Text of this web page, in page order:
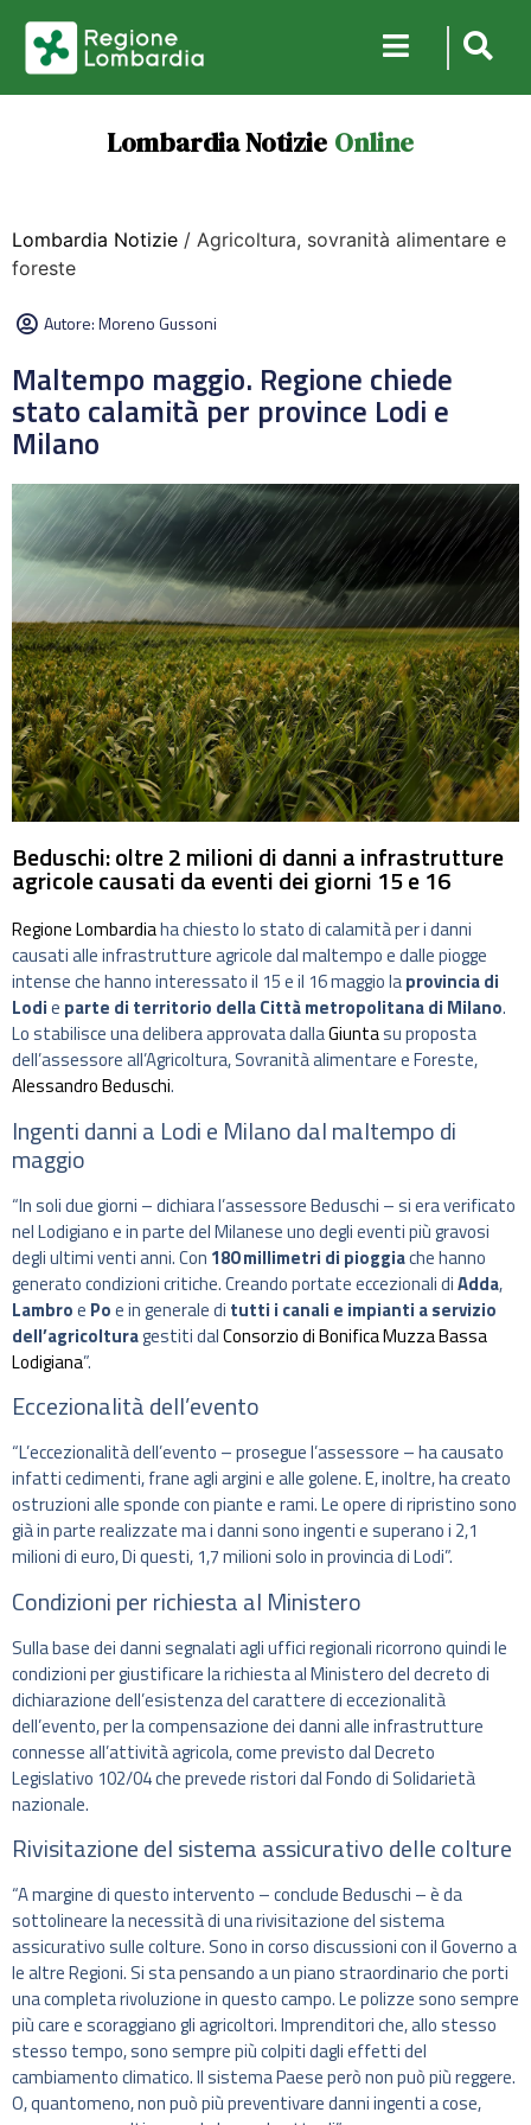
Lombardia Notizie Online
Lombardia Notizie / Agricoltura, sovranità alimentare e
foreste
Autore:Moreno Gussoni
Maltempo maggio. Regione chiede
stato calamità per province Lodi e
Milano
Beduschi: oltre 2 milioni di danni a infrastrutture
agricole causati da eventi dei giorni 15 e 16
Regione Lombardiaha chiesto lo stato di calamità per i danni
causati alle infrastrutture agricole dal maltempo e dalle piogge
intense che hanno interessato il 15 e il 16 maggio laprovincia di
Lodie parte di territorio della Città metropolitana di Milano.
Lo stabilisce una delibera approvata dallaGiuntasu proposta
dell’assessore all’Agricoltura, Sovranità alimentare e Foreste,
Alessandro Beduschi.
Ingenti danni a Lodi e Milano dal maltempo di
maggio
“In soli due giorni – dichiara l’assessore Beduschi – si era verificato
nel Lodigiano e in parte del Milanese uno degli eventi più gravosi
degli ultimi venti anni. Con 180 millimetri di pioggiache hanno
generato condizioni critiche. Creando portate eccezionali diAdda,
Lambroe Poe in generale di tutti i canali e impianti a servizio
dell’agricolturagestiti dalConsorzio di Bonifica Muzza Bassa
Lodigiana”.
Eccezionalità dell’evento
“L’eccezionalità dell’evento – prosegue l’assessore – ha causato
infatti cedimenti, frane agli argini e alle golene. E, inoltre, ha creato
ostruzioni alle sponde con piante e rami. Le opere di ripristino sono
già in parte realizzate ma i danni sono ingenti e superano i 2,1
milioni di euro, Di questi, 1,7 milioni solo in provincia di Lodi”.
Condizioni per richiesta al Ministero
Sulla base dei danni segnalati agli uffici regionali ricorrono quindi le
condizioni per giustificare la richiesta al Ministero del decreto di
dichiarazione dell’esistenza del carattere di eccezionalità
dell’evento, per la compensazione dei danni alle infrastrutture
connesse all’attività agricola, come previsto dal Decreto
Legislativo 102/04 che prevede ristori dal Fondo di Solidarietà
nazionale.
Rivisitazione del sistema assicurativo delle colture
“A margine di questo intervento – conclude Beduschi – è da
sottolineare la necessità di una rivisitazione del sistema
assicurativo sulle colture. Sono in corso discussioni con il Governo a
le altre Regioni. Si sta pensando a un piano straordinario che porti
una completa rivoluzione in questo campo. Le polizze sono sempre
più care e scoraggiano gli agricoltori. Imprenditori che, allo stesso
stesso tempo, sono sempre più colpiti dagli effetti del
cambiamento climatico. Il sistema Paese però non può più reggere.
O, quantomeno, non può più preventivare danni ingenti a cose,